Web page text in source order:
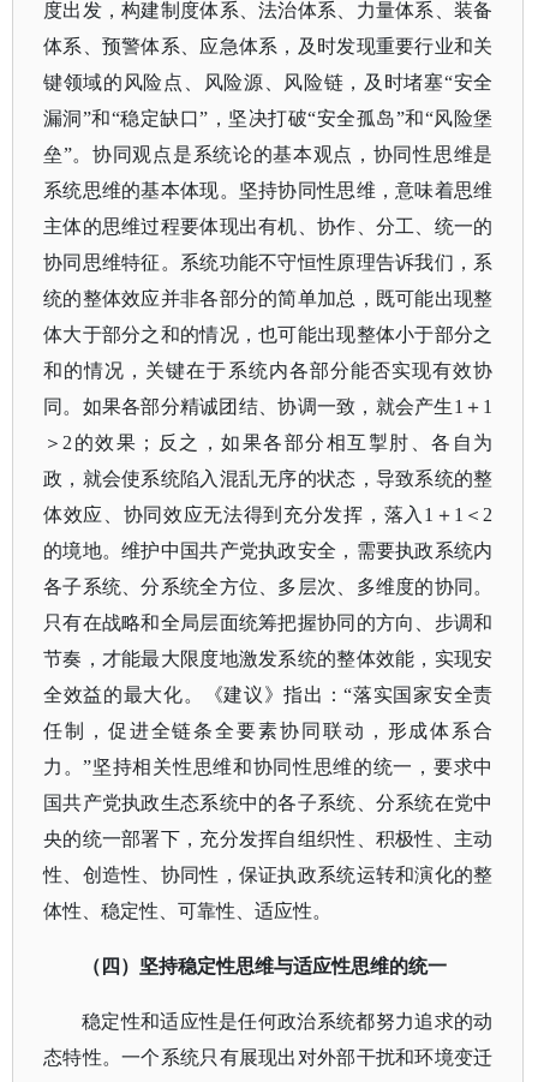
度出发，构建制度体系、法治体系、力量体系、装备
体系、预警体系、应急体系，及时发现重要行业和关
键领域的风险点、风险源、风险链，及时堵塞“安全
漏洞”和“稳定缺口”，坚决打破“安全孤岛”和“风险堡
垒”。协同观点是系统论的基本观点，协同性思维是
系统思维的基本体现。坚持协同性思维，意味着思维
主体的思维过程要体现出有机、协作、分工、统一的
协同思维特征。系统功能不守恒性原理告诉我们，系
统的整体效应并非各部分的简单加总，既可能出现整
体大于部分之和的情况，也可能出现整体小于部分之
和的情况，关键在于系统内各部分能否实现有效协
同。如果各部分精诚团结、协调一致，就会产生1＋1
＞2的效果；反之，如果各部分相互掣肘、各自为
政，就会使系统陷入混乱无序的状态，导致系统的整
体效应、协同效应无法得到充分发挥，落入1＋1＜2
的境地。维护中国共产党执政安全，需要执政系统内
各子系统、分系统全方位、多层次、多维度的协同。
只有在战略和全局层面统筹把握协同的方向、步调和
节奏，才能最大限度地激发系统的整体效能，实现安
全效益的最大化。《建议》指出：“落实国家安全责
任制，促进全链条全要素协同联动，形成体系合
力。”坚持相关性思维和协同性思维的统一，要求中
国共产党执政生态系统中的各子系统、分系统在党中
央的统一部署下，充分发挥自组织性、积极性、主动
性、创造性、协同性，保证执政系统运转和演化的整
体性、稳定性、可靠性、适应性。
（四）坚持稳定性思维与适应性思维的统一
稳定性和适应性是任何政治系统都努力追求的动
态特性。一个系统只有展现出对外部干扰和环境变迁